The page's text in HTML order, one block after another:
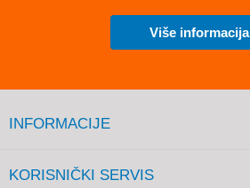
Više informacija
INFORMACIJE
KORISNIČKI SERVIS